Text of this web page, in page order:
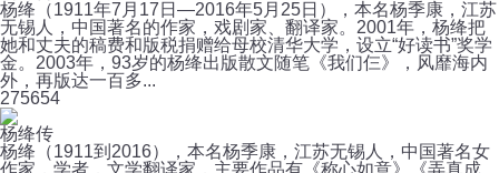
杨绛（1911年7月17日—2016年5月25日），本名杨季康，江苏
无锡人，中国著名的作家，戏剧家、翻译家。2001年，杨绛把
她和丈夫的稿费和版税捐赠给母校清华大学，设立“好读书”奖学
金。2003年，93岁的杨绛出版散文随笔《我们仨》，风靡海内
外，再版达一百多...
275654
杨绛传
杨绛（1911到2016），本名杨季康，江苏无锡人，中国著名女
作家，学者，文学翻译家，主要作品有《称心如意》《弄真成